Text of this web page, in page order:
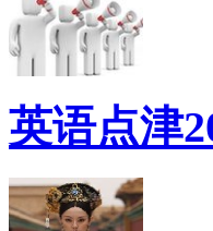
英语点津